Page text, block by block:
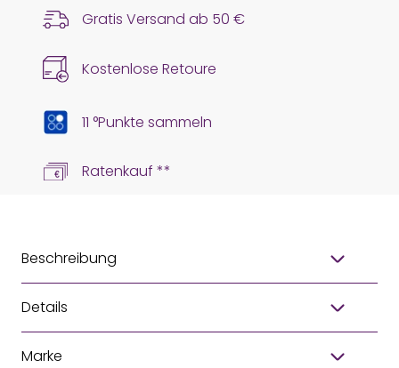
Gratis Versand ab 50 €
Kostenlose Retoure
11 °Punkte sammeln
Ratenkauf **
Beschreibung
Details
Marke